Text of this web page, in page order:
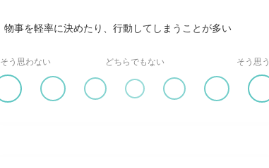
物事を軽率に決めたり、行動してしまうことが多い
そう思わない どちらでもない そう思う